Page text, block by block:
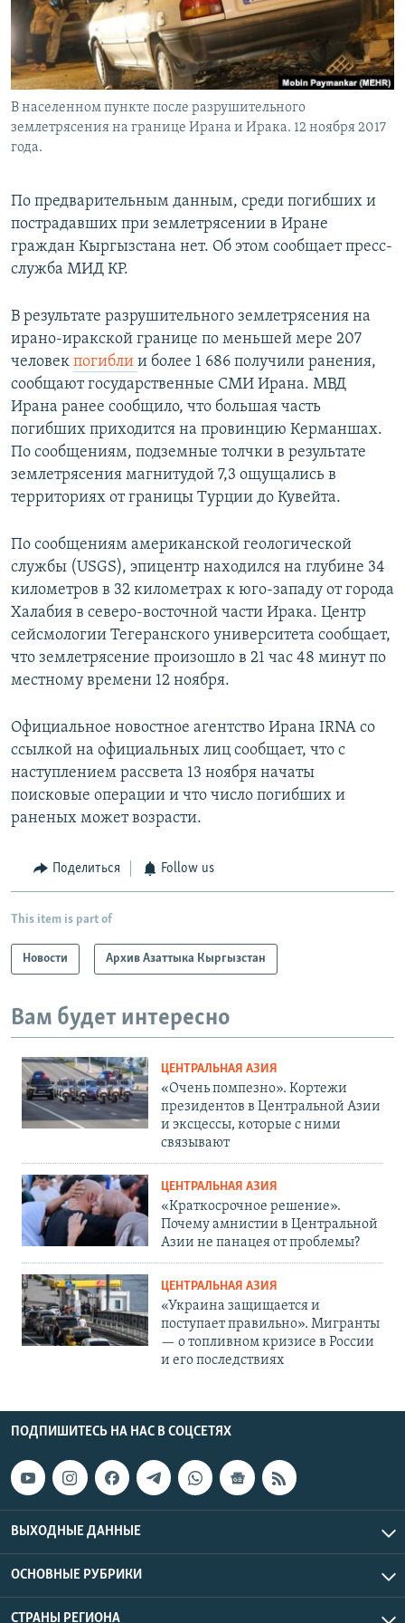
В населенном пункте после разрушительного
землетрясения на границе Ирана и Ирака. 12 ноября 2017
года.
По предварительным данным, среди погибших и
пострадавших при землетрясении в Иране
граждан Кыргызстана нет. Об этом сообщает пресс-
служба МИД КР.
В результате разрушительного землетрясения на
ирано-иракской границе по меньшей мере 207
человек погибли и более 1 686 получили ранения,
сообщают государственные СМИ Ирана. МВД
Ирана ранее сообщило, что большая часть
погибших приходится на провинцию Керманшах.
По сообщениям, подземные толчки в результате
землетрясения магнитудой 7,3 ощущались в
территориях от границы Турции до Кувейта.
По сообщениям американской геологической
службы (USGS), эпицентр находился на глубине 34
километров в 32 километрах к юго-западу от города
Халабия в северо-восточной части Ирака. Центр
сейсмологии Тегеранского университета сообщает,
что землетрясение произошло в 21 час 48 минут по
местному времени 12 ноября.
Официальное новостное агентство Ирана IRNA со
ссылкой на официальных лиц сообщает, что с
наступлением рассвета 13 ноября начаты
поисковые операции и что число погибших и
раненых может возрасти.
Поделиться Follow us
This item is part of
Новости Архив Азаттыка Кыргызстан
Вам будет интересно
ЦЕНТРАЛЬНАЯ АЗИЯ
«Очень помпезно». Кортежи
президентов в Центральной Азии
и эксцессы, которые с ними
связывают
ЦЕНТРАЛЬНАЯ АЗИЯ
«Краткосрочное решение».
Почему амнистии в Центральной
Азии не панацея от проблемы?
ЦЕНТРАЛЬНАЯ АЗИЯ
«Украина защищается и
поступает правильно». Мигранты
— о топливном кризисе в России
и его последствиях
ПОДПИШИТЕСЬ НА НАС В СОЦСЕТЯХ
ВЫХОДНЫЕ ДАННЫЕ
ОСНОВНЫЕ РУБРИКИ
СТРАНЫ РЕГИОНА